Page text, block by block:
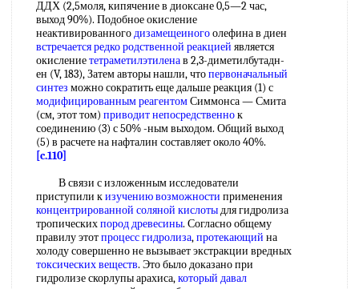
ДДХ (2,5моля, кипячение в диоксане 0,5—2 час,
выход 90%). Подобное окисление
неактивированногодизамещеиногоолефина в диен
встречается редкородственной реакцией является
окислениететраметилэтиленав 2,3-диметилбутадн-
ен (V, 183), Затем авторы нашли, чтопервоначальный
синтез можно сократить еще дальше реакция (1) с
модифицированным реагентомСиммонса — Смита
(см, этот том) приводит непосредственнок
соединению (3) с 50% -ным выходом. Общий выход
(5) в расчете на нафталин составляет около 40%.
[c.110]
В связи с изложенным исследователи
приступили кизучению возможности применения
концентрированной соляной кислотыдля гидролиза
тропическихпород древесины. Согласно общему
правилу этотпроцесс гидролиза,протекающий на
холоду совершенно не вызывает экстракции вредных
токсических веществ. Это было доказано при
гидролизе скорлупы арахиса,который давал